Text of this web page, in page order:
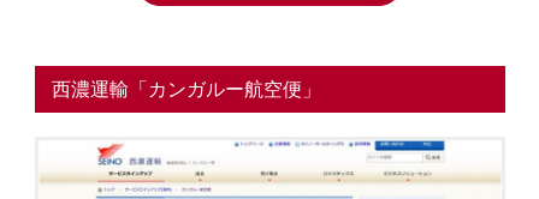
西濃運輸「カンガルー航空便」